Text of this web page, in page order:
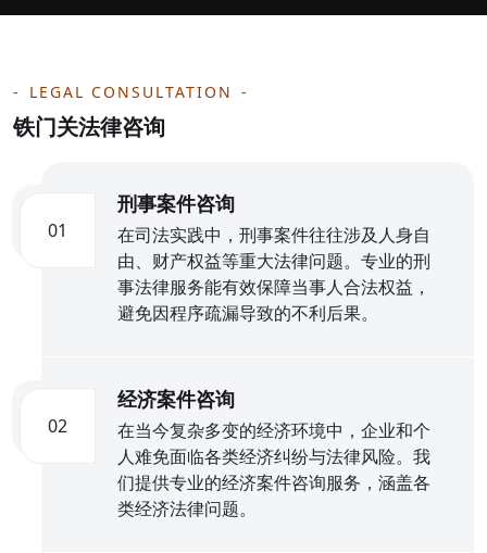
LEGAL CONSULTATION
铁门关法律咨询
01
刑事案件咨询
在司法实践中，刑事案件往往涉及人身自
由、财产权益等重大法律问题。专业的刑
事法律服务能有效保障当事人合法权益，
避免因程序疏漏导致的不利后果。
02
经济案件咨询
在当今复杂多变的经济环境中，企业和个
人难免面临各类经济纠纷与法律风险。我
们提供专业的经济案件咨询服务，涵盖各
类经济法律问题。